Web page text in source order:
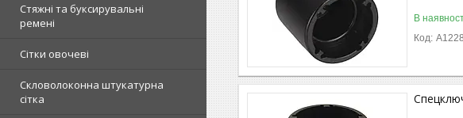
Стяжні та буксирувальні
ремені
Сітки овочеві
Скловолоконна штукатурна
сітка
В
A1228